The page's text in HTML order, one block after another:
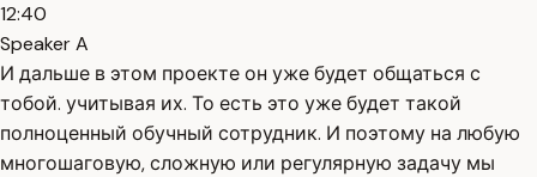
12:40
Speaker A
И дальше в этом проекте он уже будет общаться с
тобой. учитывая их. То есть это уже будет такой
полноценный обучный сотрудник. И поэтому на любую
многошаговую, сложную или регулярную задачу мы